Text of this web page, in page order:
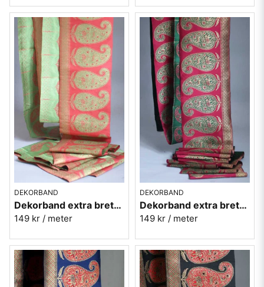
DEKORBAND
Dekorband extra brett med paiselymönster - Laxrosa
149 kr / meter
DEKORBAND
Dekorband extra brett med paiselymönster - Rosa
149 kr / meter